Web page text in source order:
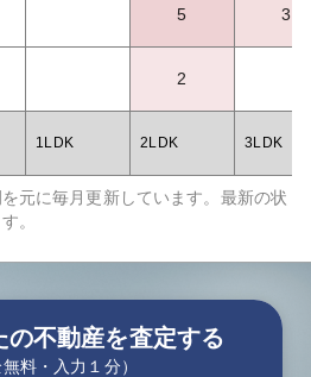
5 3
2
1LDK 2LDK 3LDK
元に毎月更新しています。最新の状
。
の不動産を査定する
無料・入力１分）